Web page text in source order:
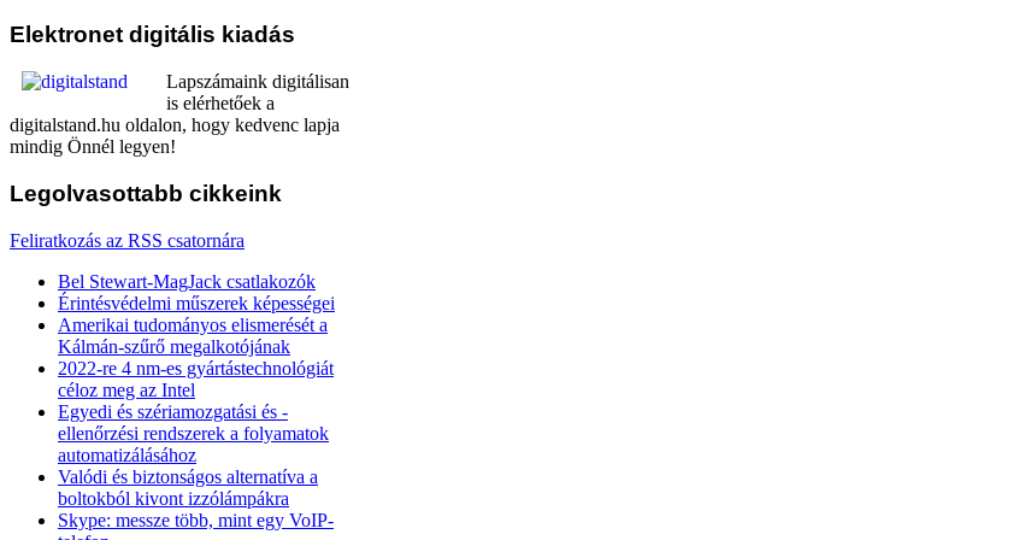
Elektronet digitális kiadás
Lapszámaink digitálisan
is elérhetőek a
digitalstand.hu oldalon, hogy kedvenc lapja
mindig Önnél legyen!
Legolvasottabb cikkeink
Feliratkozás az RSS csatornára
Bel Stewart-MagJack csatlakozók
Érintésvédelmi műszerek képességei
Amerikai tudományos elismerését a
Kálmán-szűrő megalkotójának
2022-re 4 nm-es gyártástechnológiát
céloz meg az Intel
Egyedi és szériamozgatási és -
ellenőrzési rendszerek a folyamatok
automatizálásához
Valódi és biztonságos alternatíva a
boltokból kivont izzólámpákra
Skype: messze több, mint egy VoIP-